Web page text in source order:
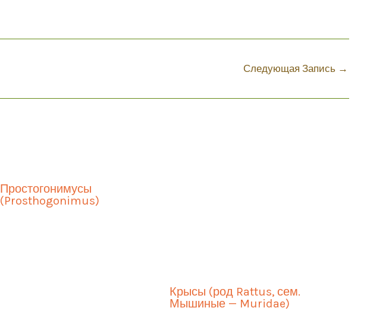
Следующая Запись →
Простогонимусы
(Prosthogonimus)
Крысы (род Rattus, сем.
Мышиные — Muridae)